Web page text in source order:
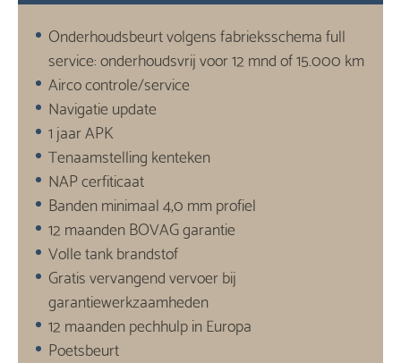
Onderhoudsbeurt volgens fabrieksschema full
service: onderhoudsvrij voor 12 mnd of 15.000 km
Airco controle/service
Navigatie update
1 jaar APK
Tenaamstelling kenteken
NAP cerfiticaat
Banden minimaal 4,0 mm profiel
12 maanden BOVAG garantie
Volle tank brandstof
Gratis vervangend vervoer bij
garantiewerkzaamheden
12 maanden pechhulp in Europa
Poetsbeurt